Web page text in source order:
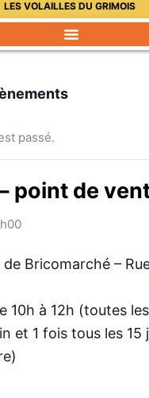
LES VOLAILLES DU GRIMOIS
passé.
point de
Bricomarché –
10h à 12h (toutes
et 1 fois tous les 15